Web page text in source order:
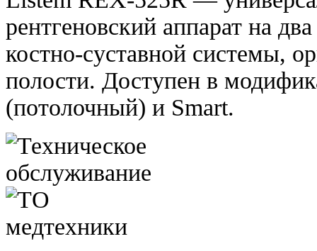
рентгеновский аппарат на
костно-суставной системы,
полости. Доступен в
(потолочный) и Smart.